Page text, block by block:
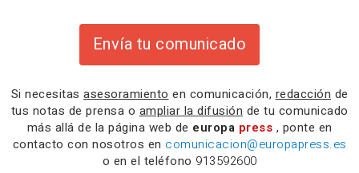
Envía tu comunicado
Si necesitas asesoramiento en comunicación, redacción de
tus notas de prensa o ampliar la difusión de tu comunicado
más allá de la página web de europa press , ponte en
contacto con nosotros en comunicacion@europapress.es
o en el teléfono 913592600